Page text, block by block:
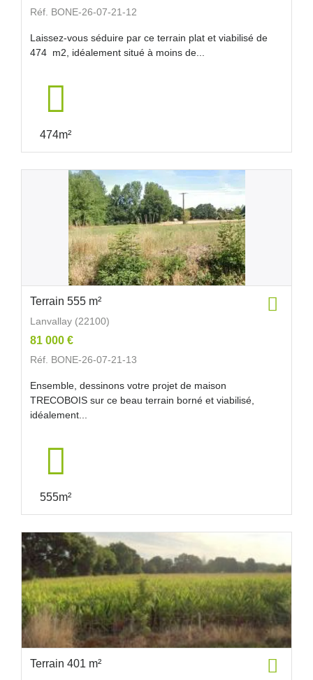
Réf. BONE-26-07-21-12
Laissez-vous séduire par ce terrain plat et viabilisé de
474 m2, idéalement situé à moins de...
474m²
Terrain 555 m²
Lanvallay (22100)
81 000 €
Réf. BONE-26-07-21-13
Ensemble, dessinons votre projet de maison
TRECOBOIS sur ce beau terrain borné et viabilisé,
idéalement...
555m²
Terrain 401 m²